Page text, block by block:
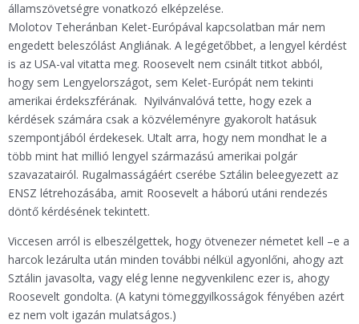
államszövetségre vonatkozó elképzelése.
Molotov Teheránban Kelet-Európával kapcsolatban már nem
engedett beleszólást Angliának. A legégetőbbet, a lengyel kérdést
is az USA-val vitatta meg. Roosevelt nem csinált titkot abból,
hogy sem Lengyelországot, sem Kelet-Európát nem tekinti
amerikai érdekszférának. Nyilvánvalóvá tette, hogy ezek a
kérdések számára csak a közvéleményre gyakorolt hatásuk
szempontjából érdekesek. Utalt arra, hogy nem mondhat le a
több mint hat millió lengyel származású amerikai polgár
szavazatairól. Rugalmasságáért cserébe Sztálin beleegyezett az
ENSZ létrehozásába, amit Roosevelt a háború utáni rendezés
döntő kérdésének tekintett.
Viccesen arról is elbeszélgettek, hogy ötvenezer németet kell –e a
harcok lezárulta után minden további nélkül agyonlőni, ahogy azt
Sztálin javasolta, vagy elég lenne negyvenkilenc ezer is, ahogy
Roosevelt gondolta. (A katyni tömeggyilkosságok fényében azért
ez nem volt igazán mulatságos.)